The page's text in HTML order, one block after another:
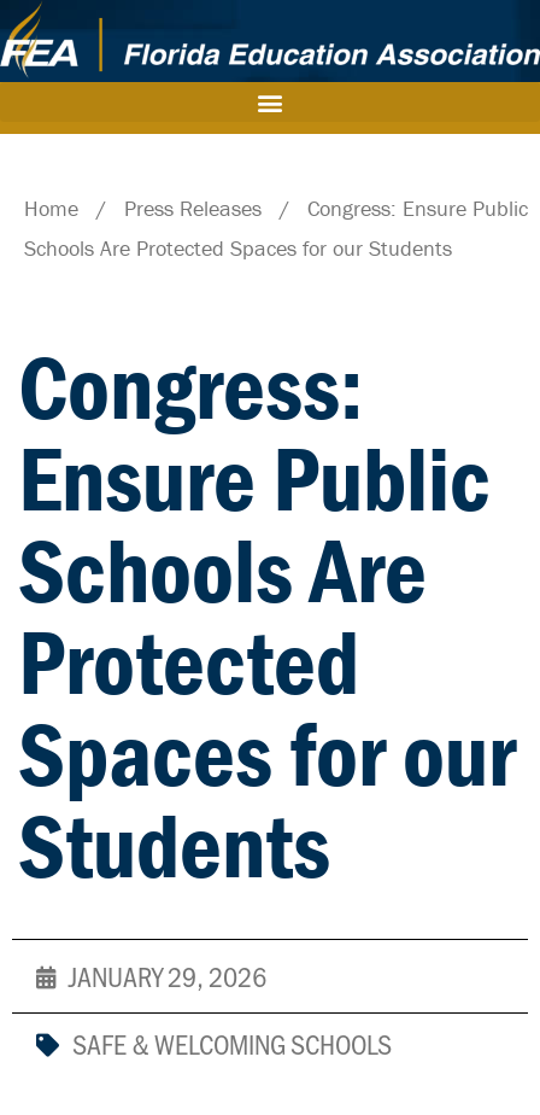
Home / Press Releases / Congress: Ensure Public
Schools Are Protected Spaces for our Students
Congress:
Ensure Public
Schools Are
Protected
Spaces for our
Students
JANUARY 29, 2026
SAFE & WELCOMING SCHOOLS